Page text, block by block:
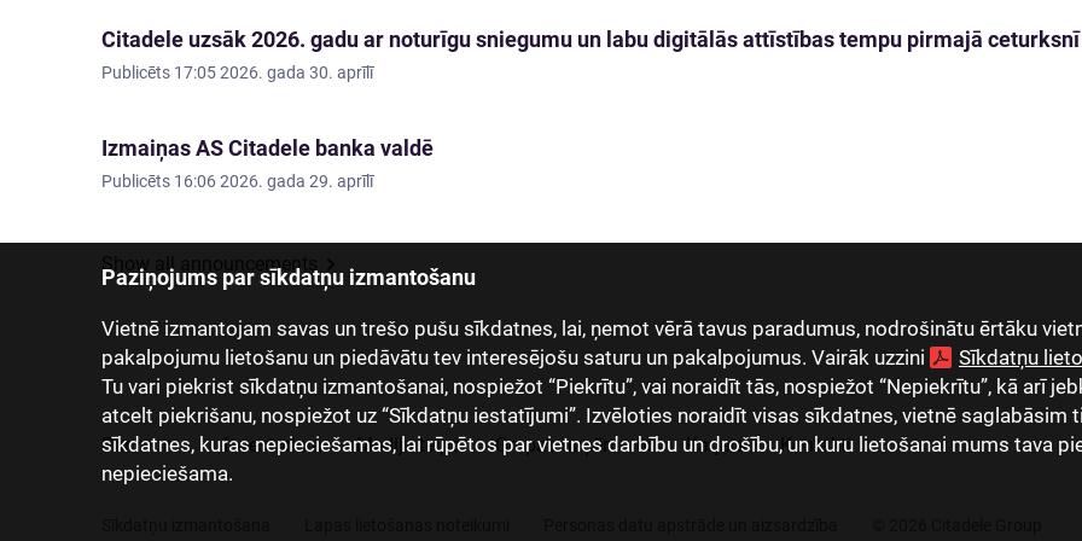
Paziņojums par sīkdatņu izmantošanu
Vietnē izmantojam savas un trešo pušu sīkdatnes, lai, ņemot vērā tavus paradumus, nodrošinātu ērtāku
pakalpojumu lietošanu un piedāvātu tev interesējošu saturu un pakalpojumus. Vairāk uzzini
Sīkdatņu
Tu vari piekrist sīkdatņu izmantošanai, nospiežot “Piekrītu”, vai noraidīt tās, nospiežot “Nepiekrītu”, kā arī
atcelt piekrišanu, nospiežot uz “Sīkdatņu iestatījumi”. Izvēloties noraidīt visas sīkdatnes, vietnē saglabāsim
sīkdatnes, kuras nepieciešamas, lai rūpētos par vietnes darbību un drošību, un kuru lietošanai mums tava
nepieciešama.
Citadele uzsāk 2026. gadu ar noturīgu sniegumu un labu digitālās attīstības tempu pirmajā ceturksnī
Publicēts 17:05 2026. gada 30. aprīlī
Izmaiņas AS Citadele banka valdē
Publicēts 16:06 2026. gada 29. aprīlī
Show all announcements
Par mums Investoriem Mediju telpa Grupas uzņēmumi Karjera Kontakti